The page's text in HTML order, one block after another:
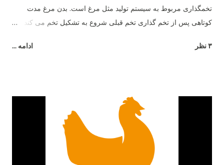
تخمگذاری مربوط به سیستم تولید مثل مرغ است. بدن مرغ مدت
کوتاهی پس از تخم گذاری تخم قبلی شروع به تشکیل تخم می کند و
۳ نظر ادامه ...